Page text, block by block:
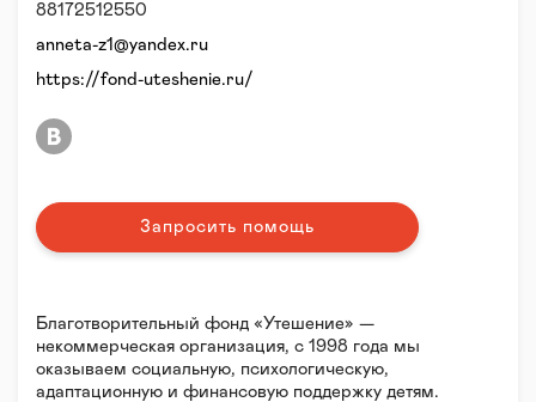
Благотворительный фонд «Утешение» —
некоммерческая организация, с 1998 года мы
оказываем социальную, психологическую,
адаптационную и финансовую поддержку детям.
88172512550
anneta-z1@yandex.ru
https://fond-uteshenie.ru/
Запросить помощь